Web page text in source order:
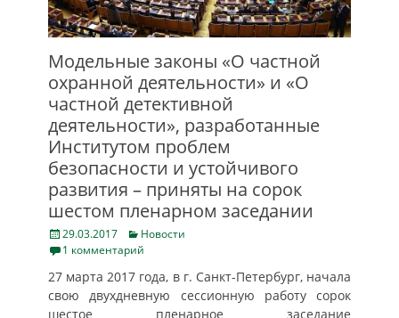
Модельные законы «О частной
охранной деятельности» и «О
частной детективной
деятельности», разработанные
Институтом проблем
безопасности и устойчивого
развития – приняты на сорок
шестом пленарном заседании
Posted
on
29.03.2017 Categories
Новости
1 комментарий
27 марта 2017 года, в г. Санкт-Петербург, начала
свою двухдневную сессионную работу сорок
шестое пленарное заседание